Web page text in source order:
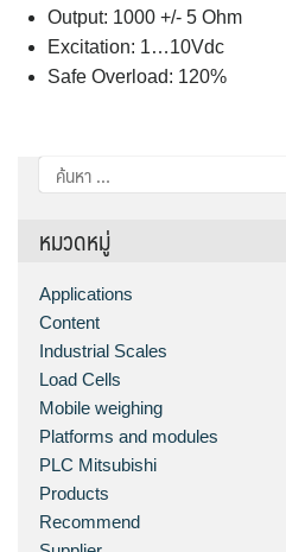
Output: 1000 +/- 5 Ohm
Excitation: 1…10Vdc
Safe Overload: 120%
ค้นหา
สำหรับ:
หมวดหมู่
Applications
Content
Industrial Scales
Load Cells
Mobile weighing
Platforms and modules
PLC Mitsubishi
Products
Recommend